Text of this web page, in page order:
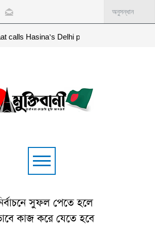
demands Indian envoy be summoned over
সুফল পেতে হলে
কাজ করে যেতে হবে